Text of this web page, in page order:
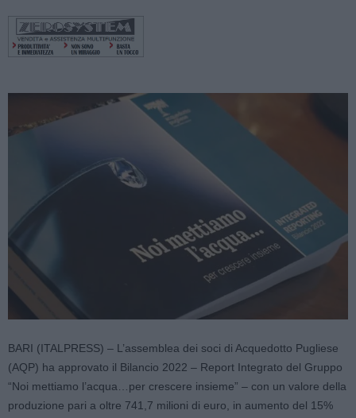
BARI (ITALPRESS) – L’assemblea dei soci di Acquedotto Pugliese
(AQP) ha approvato il Bilancio 2022 – Report Integrato del Gruppo
“Noi mettiamo l’acqua…per crescere insieme” – con un valore della
produzione pari a oltre 741,7 milioni di euro, in aumento del 15%